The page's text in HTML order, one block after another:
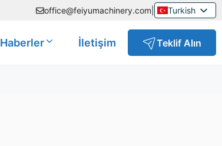
office@feiyumachinery.com
Turkish
Russian
Polish
Haberler İletişim Teklif Alın